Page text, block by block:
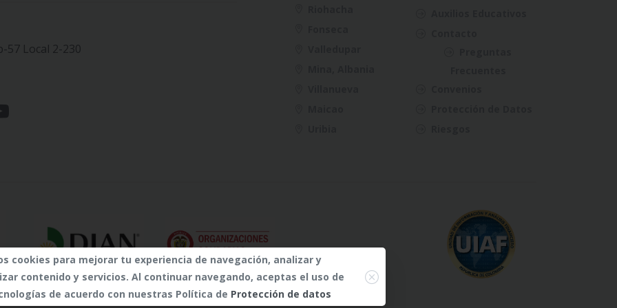
57 Local 2-230
cookies para mejorar tu experiencia de navegación, analizar y
contenido y servicios. Al continuar navegando, aceptas el uso de
de acuerdo con nuestras Política de Protección de datos
Close